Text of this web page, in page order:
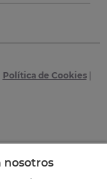
Política de Cookies|
nosotros